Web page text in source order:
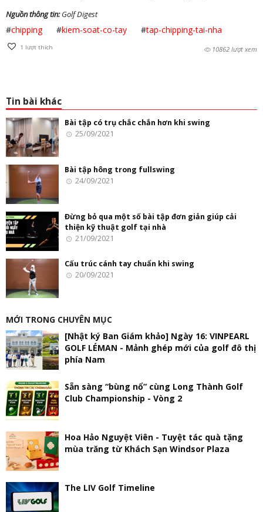
Nguồn thông tin:Golf Digest
#chipping #kiem-soat-co-tay #tap-chipping-tai-nha
1 lượt thích 10862 lượt xem
Tin bài khác
Bài tập có trụ chắc chắn hơn khi swing
25/09/2021
Bài tập hông trong fullswing
24/09/2021
Đừng bỏ qua một số bài tập đơn giản giúp cải
thiện kỹ thuật golf tại nhà
21/09/2021
Cấu trúc cánh tay chuẩn khi swing
20/09/2021
MỚI TRONG CHUYÊN MỤC
[Nhật ký Ban Giám khảo] Ngày 16: VINPEARL
GOLF LÉMAN - Mảnh ghép mới của golf đô thị
phía Nam
Sẵn sàng “bùng nổ” cùng Long Thành Golf
Club Championship - Vòng 2
Hoa Hảo Nguyệt Viên - Tuyệt tác quà tặng
mùa trăng từ Khách Sạn Windsor Plaza
The LIV Golf Timeline